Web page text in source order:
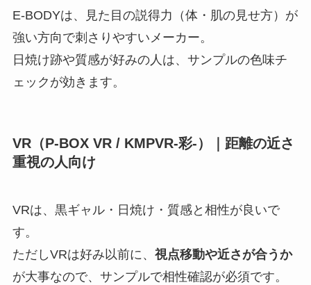
E-BODYは、見た目の説得力（体・肌の見せ方）が
強い方向で刺さりやすいメーカー。
日焼け跡や質感が好みの人は、サンプルの色味チ
ェックが効きます。
VR（P-BOX VR / KMPVR-彩-）｜距離の近さ
重視の人向け
VRは、黒ギャル・日焼け・質感と相性が良いで
す。
ただしVRは好み以前に、 視点移動や近さが合うか
が大事なので、サンプルで相性確認が必須です。